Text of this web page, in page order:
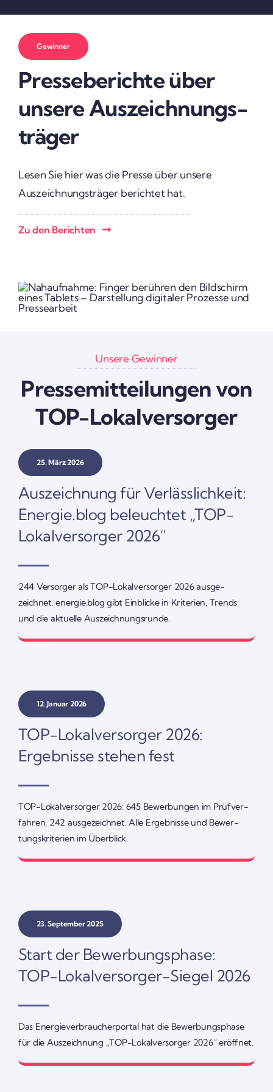
Gewinner
Pres­se­be­richte über
unsere Auszeich­nungs­
träger
Lesen Sie hier was die Presse über unsere
Auszeich­nungs­träger berichtet hat.
Zu den Berichten
Unsere Gewinner
Pres­se­mit­tei­lungen von
TOP-Lokal­ver­sorger
25. März 2026
Auszeich­nung für Verläss­lich­keit:
Energie.blog beleuchtet „TOP-
Lokal­­­ver­­­­­sorger 2026“
244 Versorger als TOP-Lokal­­ver­­­sorger 2026 ausge­
zeichnet. energie.blog gibt Einblicke in Krite­rien, Trends
und die aktu­elle Auszeich­nungs­runde.
12. Januar 2026
TOP-Lokal­­­ver­­­­­sorger 2026:
Ergeb­nisse stehen fest
TOP-Lokal­­ver­­­sorger 2026: 645 Bewer­bungen im Prüf­ver­
fahren, 242 ausge­zeichnet. Alle Ergeb­nisse und Bewer­
tungs­kri­te­rien im Über­blick.
23. September 2025
Start der Bewer­bungs­phase:
TOP-Lokal­­­ver­­­­­sorger-Siegel 2026
Das Ener­gie­ver­brau­cher­portal hat die Bewer­bungs­phase
für die Auszeich­nung „TOP-Lokal­­ver­­­sorger 2026“ eröffnet.